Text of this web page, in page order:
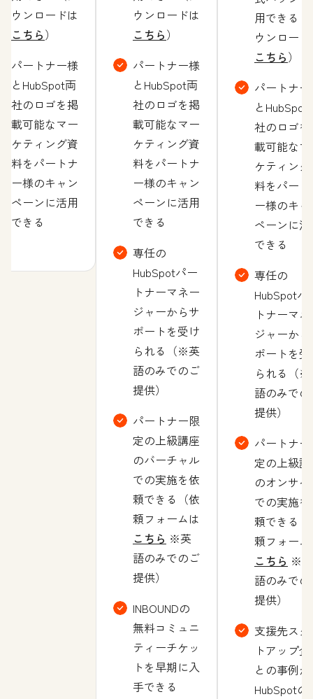
ウンロードは
こちら）
パートナー様
とHubSpot両
社のロゴを掲
載可能なマー
ケティング資
料をパートナ
ー様のキャン
ペーンに活用
できる
ウンロードは
こちら）
パートナー様
とHubSpot両
社のロゴを掲
載可能なマー
ケティング資
料をパートナ
ー様のキャン
ペーンに活用
できる
専任の
HubSpotパー
トナーマネー
ジャーからサ
ポートを受け
られる（※英
語のみでのご
提供）
パートナー限
定の上級講座
のバーチャル
での実施を依
頼できる（依
頼フォームは
こちら ※英
語のみでのご
提供）
INBOUNDの
無料コミュニ
ティーチケッ
トを早期に入
手できる
用できる
ウンロー
こちら）
パートナ
とHubSpot
社のロゴ
載可能な
ケティン
料をパー
ー様のキ
ペーンに
できる
専任の
HubSpotパ
トナーマ
ジャーか
ポートを
られる（※
語のみで
提供）
パートナ
定の上級
のオンサ
での実施
頼できる
頼フォー
こちら ※英
語のみで
提供）
支援先ス
トアップ
との事例が
HubSpotの